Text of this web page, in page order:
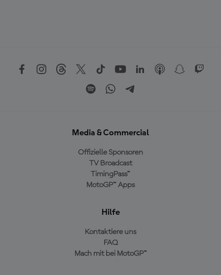
Media & Commercial
Offizielle Sponsoren
TV Broadcast
TimingPass™
MotoGP™ Apps
Hilfe
Kontaktiere uns
FAQ
Mach mit bei MotoGP™